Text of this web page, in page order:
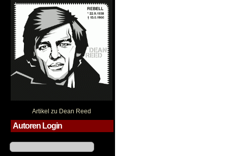
Artikel zu Dean Reed
Autoren Login